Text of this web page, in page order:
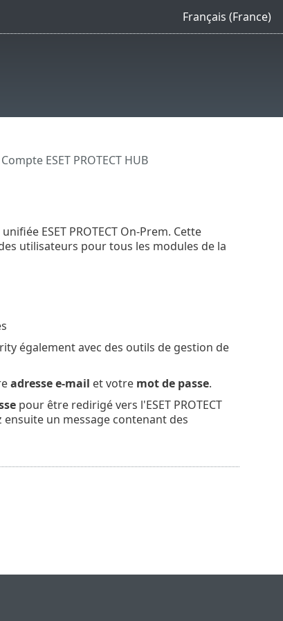
Français (France)
ESET PROTECT HUB
ESET PROTECT On-Prem. Cette
utilisateurs pour tous les modules de la
également avec des outils de gestion de
adresse e-mail et votre mot de passe.
pour être redirigé vers l'ESET PROTECT
ensuite un message contenant des